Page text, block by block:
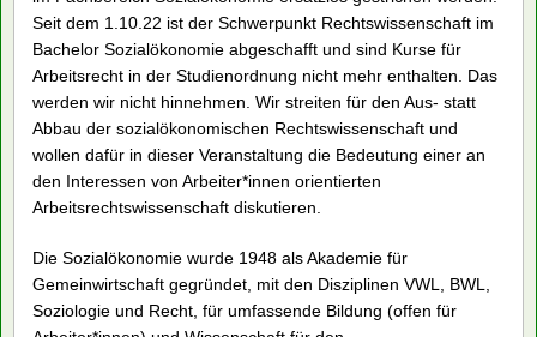
Im Winter 2023 soll die Professur für Arbeits- und Sozialrecht